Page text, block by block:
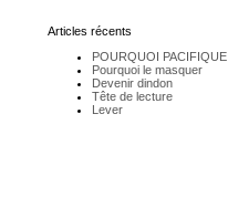
Articles récents
POURQUOI PACIFIQUE
Pourquoi le masquer
Devenir dindon
Tête de lecture
Lever